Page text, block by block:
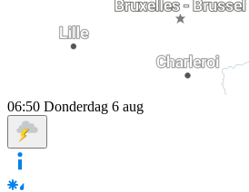
06:50 Donderdag 6 aug